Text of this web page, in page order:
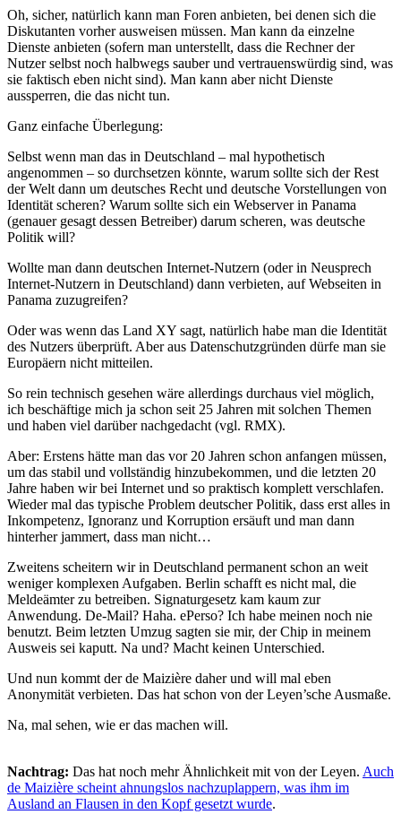
Oh, sicher, natürlich kann man Foren anbieten, bei denen sich die
Diskutanten vorher ausweisen müssen. Man kann da einzelne
Dienste anbieten (sofern man unterstellt, dass die Rechner der
Nutzer selbst noch halbwegs sauber und vertrauenswürdig sind, was
sie faktisch eben nicht sind). Man kann aber nicht Dienste
aussperren, die das nicht tun.
Ganz einfache Überlegung:
Selbst wenn man das in Deutschland – mal hypothetisch
angenommen – so durchsetzen könnte, warum sollte sich der Rest
der Welt dann um deutsches Recht und deutsche Vorstellungen von
Identität scheren? Warum sollte sich ein Webserver in Panama
(genauer gesagt dessen Betreiber) darum scheren, was deutsche
Politik will?
Wollte man dann deutschen Internet-Nutzern (oder in Neusprech
Internet-Nutzern in Deutschland) dann verbieten, auf Webseiten in
Panama zuzugreifen?
Oder was wenn das Land XY sagt, natürlich habe man die Identität
des Nutzers überprüft. Aber aus Datenschutzgründen dürfe man sie
Europäern nicht mitteilen.
So rein technisch gesehen wäre allerdings durchaus viel möglich,
ich beschäftige mich ja schon seit 25 Jahren mit solchen Themen
und haben viel darüber nachgedacht (vgl. RMX).
Aber: Erstens hätte man das vor 20 Jahren schon anfangen müssen,
um das stabil und vollständig hinzubekommen, und die letzten 20
Jahre haben wir bei Internet und so praktisch komplett verschlafen.
Wieder mal das typische Problem deutscher Politik, dass erst alles in
Inkompetenz, Ignoranz und Korruption ersäuft und man dann
hinterher jammert, dass man nicht…
Zweitens scheitern wir in Deutschland permanent schon an weit
weniger komplexen Aufgaben. Berlin schafft es nicht mal, die
Meldeämter zu betreiben. Signaturgesetz kam kaum zur
Anwendung. De-Mail? Haha. ePerso? Ich habe meinen noch nie
benutzt. Beim letzten Umzug sagten sie mir, der Chip in meinem
Ausweis sei kaputt. Na und? Macht keinen Unterschied.
Und nun kommt der de Maizière daher und will mal eben
Anonymität verbieten. Das hat schon von der Leyen’sche Ausmaße.
Na, mal sehen, wie er das machen will.
Nachtrag: Das hat noch mehr Ähnlichkeit mit von der Leyen. Auch
de Maizière scheint ahnungslos nachzuplappern, was ihm im
Ausland an Flausen in den Kopf gesetzt wurde.